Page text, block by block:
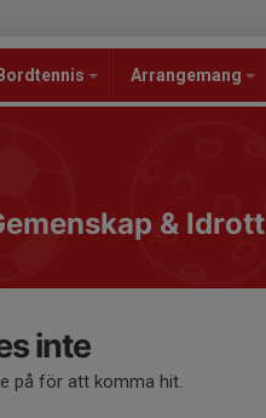
Bordtennis Arrangemang
& Idrott
inte
på för att komma hit.